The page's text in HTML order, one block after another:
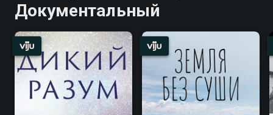
Документальный